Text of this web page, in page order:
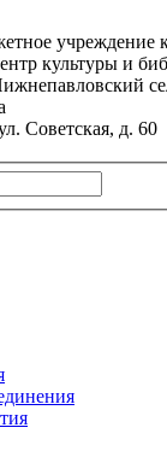
учреждение
культуры и
Советская, д. 60